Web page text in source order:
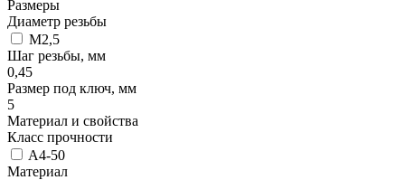
Размеры
Диаметр резьбы
М2,5
Шаг резьбы, мм
0,45
Размер под ключ, мм
5
Материал и свойства
Класс прочности
A4-50
Материал